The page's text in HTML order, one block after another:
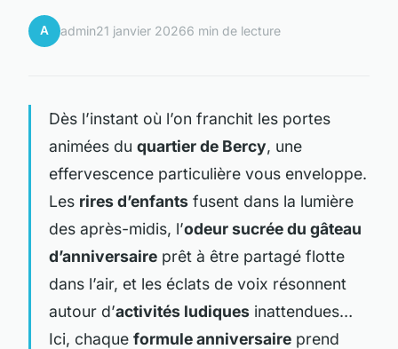
A admin21 janvier 20266 min de lecture
Dès l’instant où l’on franchit les portes
animées du quartier de Bercy, une
effervescence particulière vous enveloppe.
Les rires d’enfants fusent dans la lumière
des après-midis, l’odeur sucrée du gâteau
d’anniversaire prêt à être partagé flotte
dans l’air, et les éclats de voix résonnent
autour d’activités ludiques inattendues…
Ici, chaque formule anniversaire prend